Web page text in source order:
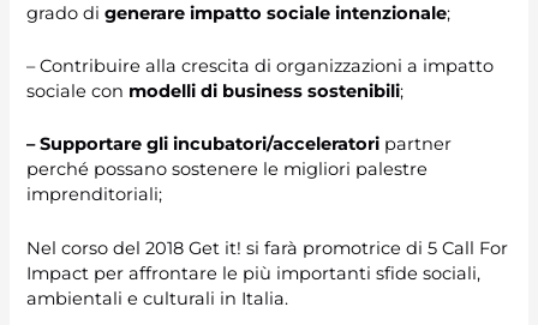
grado digenerare impatto sociale intenzionale;
– Contribuire alla crescita di organizzazioni a impatto
sociale con modelli di business sostenibili;
– Supportare gli incubatori/acceleratori partner
perché possano sostenere le migliori palestre
imprenditoriali;
Nel corso del 2018 Get it! si farà promotrice di 5 Call For
Impact per affrontare le più importanti sfide sociali,
ambientali e culturali in Italia.